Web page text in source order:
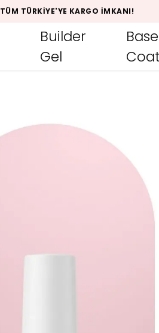
TÜM TÜRKIYE'YE KARGO İMKANI!
Builder
Gel
Base
Coat